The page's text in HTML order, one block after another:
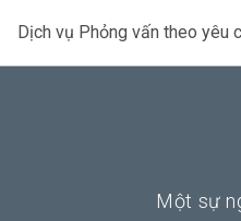
Dịch vụ Phỏng vấn theo yêu
Một sự